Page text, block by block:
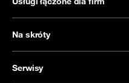
Na skróty
Serwisy